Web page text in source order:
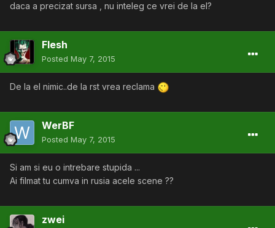
daca a precizat sursa , nu inteleg ce vrei de la el?
Flesh
Posted May 7, 2015
De la el nimic..de la rst vrea reclama
WerBF
Posted May 7, 2015
Si am si eu o intrebare stupida ...
Ai filmat tu cumva in rusia acele scene ??
zwei